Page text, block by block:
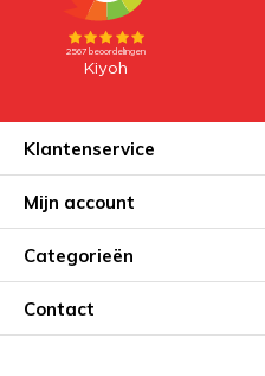
Klantenservice
Mijn account
Categorieën
Contact